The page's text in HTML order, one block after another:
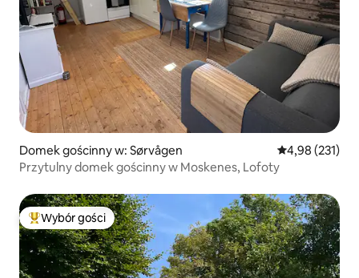
Domek gościnny w: Sørvågen Średnia
4,98 (231)
Przytulny domek gościnny w Moskenes, Lofoty
Najpopularniejsze z kategorii Wybór gości
Wybór gości